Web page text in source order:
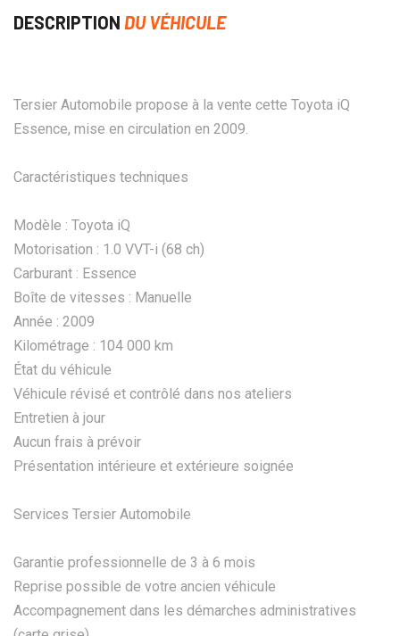
DESCRIPTION DU VÉHICULE
Tersier Automobile propose à la vente cette Toyota iQ
Essence, mise en circulation en 2009.
Caractéristiques techniques
Modèle : Toyota iQ
Motorisation : 1.0 VVT-i (68 ch)
Carburant : Essence
Boîte de vitesses : Manuelle
Année : 2009
Kilométrage : 104 000 km
État du véhicule
Véhicule révisé et contrôlé dans nos ateliers
Entretien à jour
Aucun frais à prévoir
Présentation intérieure et extérieure soignée
Services Tersier Automobile
Garantie professionnelle de 3 à 6 mois
Reprise possible de votre ancien véhicule
Accompagnement dans les démarches administratives